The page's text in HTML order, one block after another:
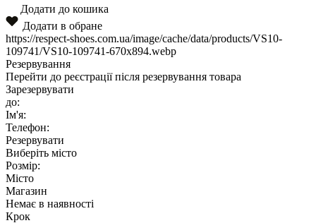
Додати до кошика
Додати в обране
https://respect-shoes.com.ua/image/cache/data/products/VS10-
109741/VS10-109741-670x894.webp
Резервування
Перейти до реєстрації після резервування товара
Зарезервувати
до:
Ім'я:
Телефон:
Резервувати
Виберіть місто
Розмір:
Місто
Магазин
Немає в наявності
Крок